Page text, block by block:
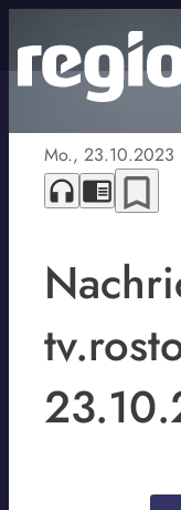
Mo., 23.10.2023
headphones chrome_reader_mode bookmark_border